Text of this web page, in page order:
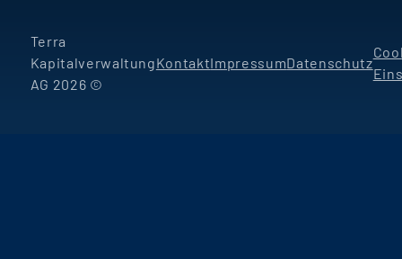
Terra
Kapitalverwaltung
AG 2026 ©
KontaktImpressumDatenschutz